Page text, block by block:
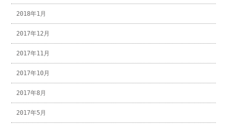
2018年1月
2017年12月
2017年11月
2017年10月
2017年8月
2017年5月